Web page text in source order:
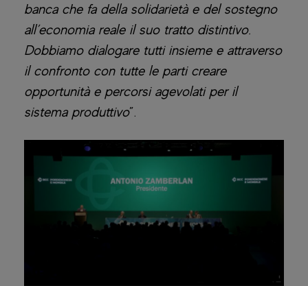
banca che fa della solidarietà e del sostegno
all’economia reale il suo tratto distintivo.
Dobbiamo dialogare tutti insieme e attraverso
il confronto con tutte le parti creare
opportunità e percorsi agevolati per il
sistema produttivo”.